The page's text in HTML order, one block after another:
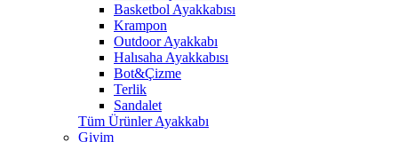
Basketbol Ayakkabısı
Krampon
Outdoor Ayakkabı
Halısaha Ayakkabısı
Bot&Çizme
Terlik
Sandalet
Tüm Ürünler Ayakkabı
Giyim